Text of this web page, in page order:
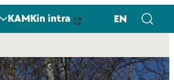
KAMKin intra EN